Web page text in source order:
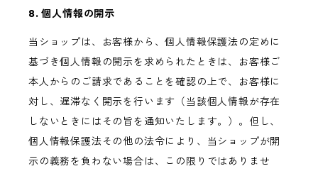
8. 個人情報の開示
当ショップは、お客様から、個人情報保護法の定めに
基づき個人情報の開示を求められたときは、お客様ご
本人からのご請求であることを確認の上で、お客様に
対し、遅滞なく開示を行います（当該個人情報が存在
しないときにはその旨を通知いたします。）。但し、
個人情報保護法その他の法令により、当ショップが開
示の義務を負わない場合は、この限りではありませ